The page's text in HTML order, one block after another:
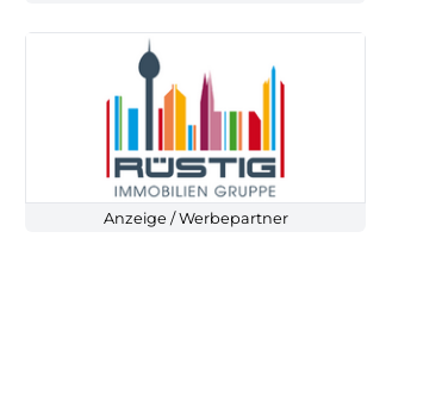
Anzeige / Werbepartner